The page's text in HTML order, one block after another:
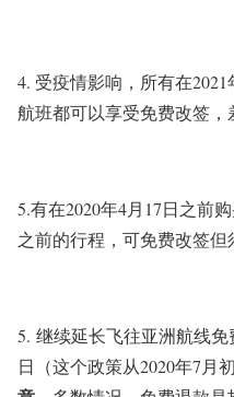
4. 受疫情影响，所有在
航班都可以享受免费改签，
5.有在2020年4月17日之前
之前的行程，可免费改签但
5. 继续延长飞往亚洲航线免
日（这个政策从2020年7月